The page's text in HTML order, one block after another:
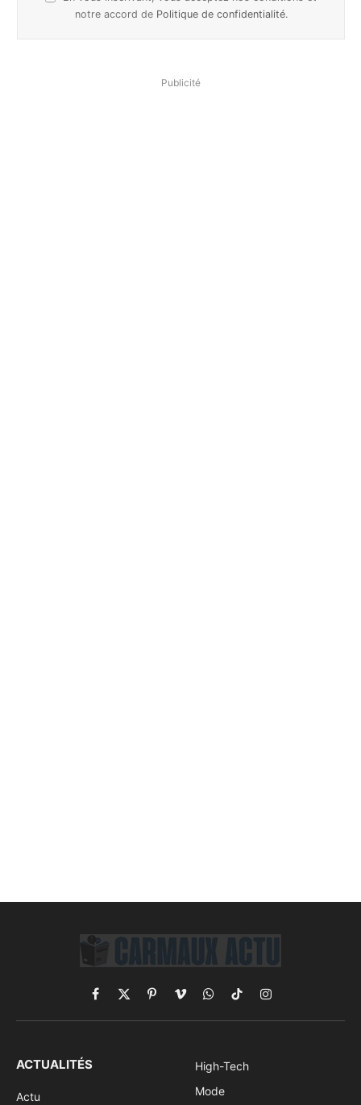
notre accord de Politique de confidentialité.
Publicité
Facebook
X
(Twitter)
PinterestVimeoWhatsApp
TikTokInstagram
ACTUALITÉS
Actu
High-Tech
Mode